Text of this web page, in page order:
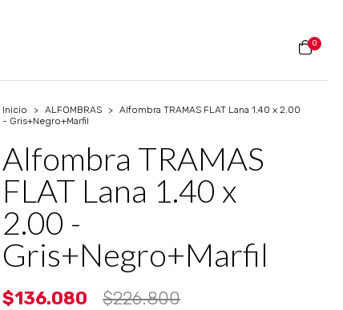
0
Inicio > ALFOMBRAS > Alfombra TRAMAS FLAT Lana 1.40 x 2.00
- Gris+Negro+Marfil
Alfombra TRAMAS
FLAT Lana 1.40 x
2.00 -
Gris+Negro+Marfil
$136.080 $226.800